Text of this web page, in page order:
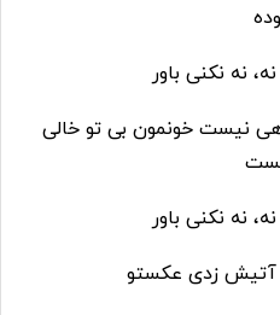
نه نکنی باور
نیست خونمون بی تو خالی
نه نکنی باور
زدی عکستو